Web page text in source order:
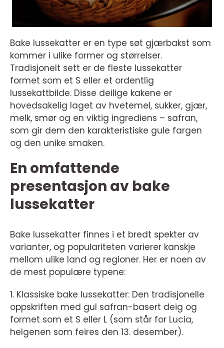
Bake lussekatter er en type søt gjærbakst som
kommer i ulike former og størrelser.
Tradisjonelt sett er de fleste lussekatter
formet som et S eller et ordentlig
lussekattbilde. Disse deilige kakene er
hovedsakelig laget av hvetemel, sukker, gjær,
melk, smør og en viktig ingrediens – safran,
som gir dem den karakteristiske gule fargen
og den unike smaken.
En omfattende
presentasjon av bake
lussekatter
Bake lussekatter finnes i et bredt spekter av
varianter, og populariteten varierer kanskje
mellom ulike land og regioner. Her er noen av
de mest populære typene:
1. Klassiske bake lussekatter: Den tradisjonelle
oppskriften med gul safran-basert deig og
formet som et S eller L (som står for Lucia,
helgenen som feires den 13. desember).